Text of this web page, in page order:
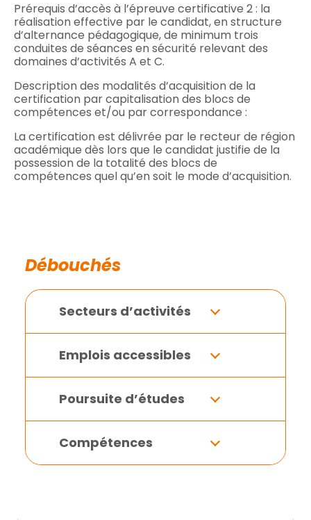
Prérequis d’accès à l’épreuve certificative 2 : la
réalisation effective par le candidat, en structure
d’alternance pédagogique, de minimum trois
conduites de séances en sécurité relevant des
domaines d’activités A et C.
Description des modalités d’acquisition de la
certification par capitalisation des blocs de
compétences et/ou par correspondance :
La certification est délivrée par le recteur de région
académique dès lors que le candidat justifie de la
possession de la totalité des blocs de
compétences quel qu’en soit le mode d’acquisition.
Débouchés
Secteurs d’activités
Emplois accessibles
Poursuite d’études
Compétences